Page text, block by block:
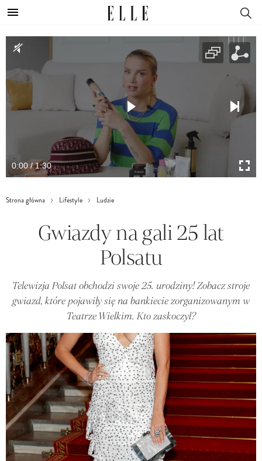
0:00 / 1:30
Strona główna Lifestyle Ludzie
Gwiazdy na gali 25 lat
Polsatu
Telewizja Polsat obchodzi swoje 25. urodziny! Zobacz stroje
gwiazd, które pojawiły się na bankiecie zorganizowanym w
Teatrze Wielkim. Kto zaskoczył?